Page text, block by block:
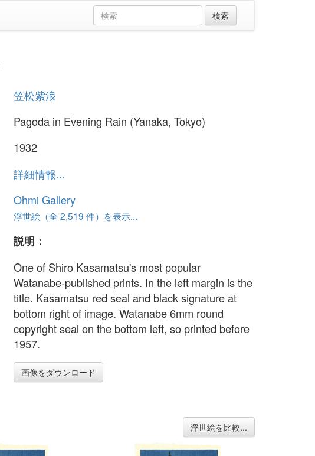
笠松紫浪
Pagoda in Evening Rain (Yanaka, Tokyo)
1932
詳細情報...
Ohmi Gallery
浮世絵（全 2,519 件）を表示...
説明：
One of Shiro Kasamatsu's most popular
Watanabe-published prints. In the left margin is the
title. Kasamatsu red seal and black signature at
bottom right of image. Watanabe 6mm round
copyright seal on the bottom left, so printed before
1957.
画像をダウンロード
浮世絵を比較...